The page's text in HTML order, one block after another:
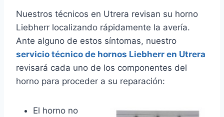
Nuestros técnicos en Utrera revisan su horno
Liebherr localizando rápidamente la avería.
Ante alguno de estos síntomas, nuestro
servicio técnico de hornos Liebherr en Utrera
revisará cada uno de los componentes del
horno para proceder a su reparación:
El horno no